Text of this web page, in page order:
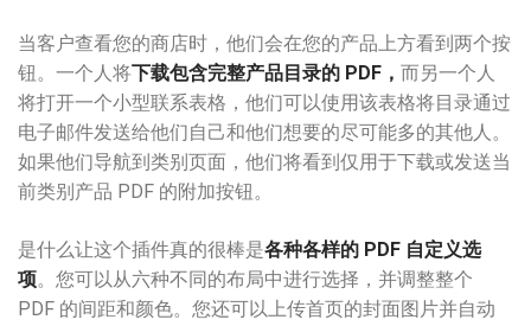
当客户查看您的商店时，他们会在您的产品上方看到两个按
钮。一个人将下载包含完整产品目录的 PDF， 而另一个人
将打开一个小型联系表格，他们可以使用该表格将目录通过
电子邮件发送给他们自己和他们想要的尽可能多的其他人。
如果他们导航到类别页面，他们将看到仅用于下载或发送当
前类别产品 PDF 的附加按钮。
是什么让这个插件真的很棒是各种各样的 PDF 自定义选
项。您可以从六种不同的布局中进行选择，并调整整个
PDF 的间距和颜色。您还可以上传首页的封面图片并自动